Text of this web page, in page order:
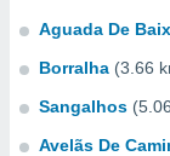
Aguada De
Borralha (3.66
Sangalhos
Avelãs De